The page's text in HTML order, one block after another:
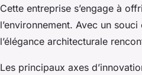
Cette entreprise s’engage à
l’environnement. Avec un
l’élégance architecturale
Les principaux axes